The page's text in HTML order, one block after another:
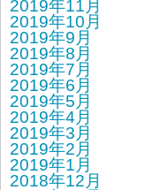
2019年11月
2019年10月
2019年9月
2019年8月
2019年7月
2019年6月
2019年5月
2019年4月
2019年3月
2019年2月
2019年1月
2018年12月